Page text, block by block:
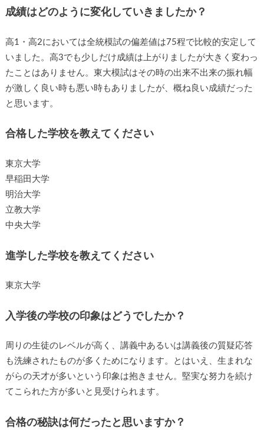
成績はどのように変化していきましたか？
高1・高2においては全統模試の偏差値は75程で比較的安定して
いました。高3でも少しだけ成績は上がりましたが大きく変わっ
たことはありません。東大模試はその時の出来不出来の振れ幅
が激しく良い時も悪い時もありましたが、概ね良い成績だった
と思います。
合格した学校を教えてください
東京大学
早稲田大学
明治大学
立教大学
中央大学
進学した学校を教えてください
東京大学
入学後の学校の印象はどうでしたか？
周りの生徒のレベルが高く、講義中あるいは講義後の質疑応答
も洗練されたものが多くためになります。とはいえ、生まれな
がらの天才が多いという印象は抱きません。堅実な努力を続け
てこられた方が多いと見受けられます。
合格の秘訣は何だったと思いますか？